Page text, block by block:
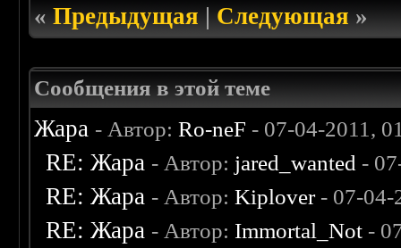
«Предыдущая|Следующая»
Сообщения в этой теме
Жара - Автор:Ro-neF - 07-04-2011,
RE: Жара - Автор: jared_wanted -
RE: Жара - Автор:Kiplover- 07-04-
RE: Жара - Автор: Immortal_Not -